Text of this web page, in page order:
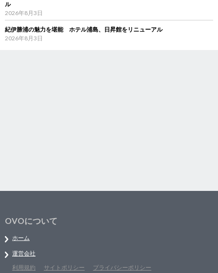
ル
2026年8月3日
紀伊勝浦の魅力を堪能 ホテル浦島、日昇館をリニューアル
2026年8月3日
OVOについて
ホーム
運営会社
利用規約
サイトポリシー プライバシーポリシー